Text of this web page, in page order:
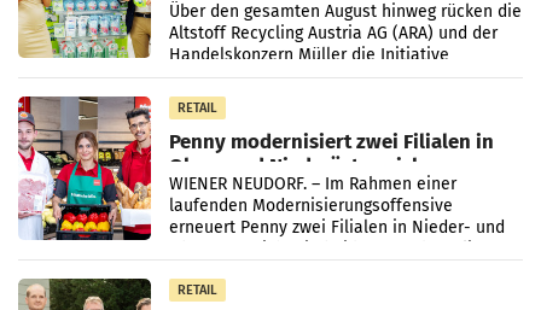
Kreislauffähigkeit
Über den gesamten August hinweg rücken die
Altstoff Recycling Austria AG (ARA) und der
Handelskonzern Müller die Initiative
„Kreislauf-Helden“ in allen österreichischen
Müller-Filialen
RETAIL
Penny modernisiert zwei Filialen in
Ober- und Niederösterreich
WIENER NEUDORF. – Im Rahmen einer
laufenden Modernisierungsoffensive
erneuert Penny zwei Filialen in Nieder- und
RETAIL